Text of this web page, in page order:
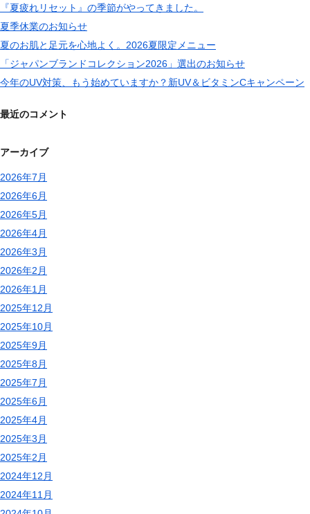
『夏疲れリセット』の季節がやってきました。
夏季休業のお知らせ
夏のお肌と足元を心地よく。2026夏限定メニュー
「ジャパンブランドコレクション2026」選出のお知らせ
今年のUV対策、もう始めていますか？新UV＆ビタミンCキャンペーン
最近のコメント
アーカイブ
2026年7月
2026年6月
2026年5月
2026年4月
2026年3月
2026年2月
2026年1月
2025年12月
2025年10月
2025年9月
2025年8月
2025年7月
2025年6月
2025年4月
2025年3月
2025年2月
2024年12月
2024年11月